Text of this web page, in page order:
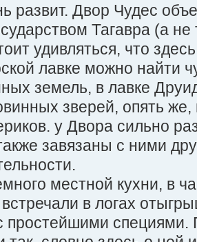
развит. Двор Чудес
Тагавра (а
удивляться, что
лавке можно найти
земель, в лавке
зверей, опять
у Двора сильно
завязаны с ними
местной кухни, в
в логах
простейшими специями.